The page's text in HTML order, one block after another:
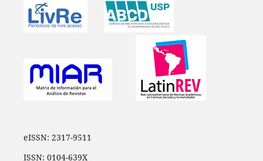
eISSN: 2317-9511
ISSN: 0104-639X